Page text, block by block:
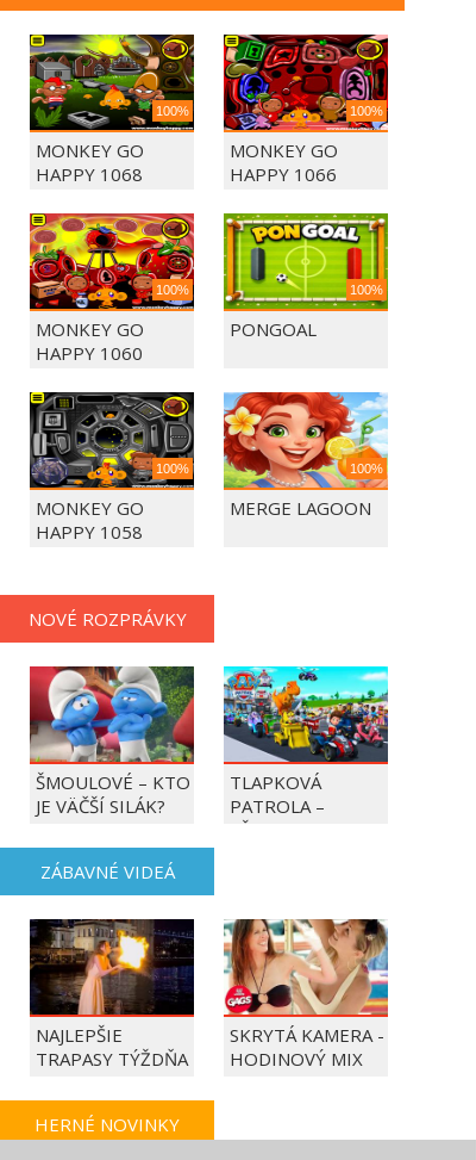
100%
MONKEY GO
HAPPY 1068
100%
MONKEY GO
HAPPY 1066
100%
MONKEY GO
HAPPY 1060
100%
PONGOAL
100%
MONKEY GO
HAPPY 1058
100%
MERGE LAGOON
NOVÉ ROZPRÁVKY
ŠMOULOVÉ – KTO
JE VÄČŠÍ SILÁK?
TLAPKOVÁ
PATROLA –
VŠETKY LABKY DO
ZÁBAVNÉ VIDEÁ
NAJLEPŠIE
TRAPASY TÝŽDŇA
SKRYTÁ KAMERA -
HODINOVÝ MIX
HERNÉ NOVINKY